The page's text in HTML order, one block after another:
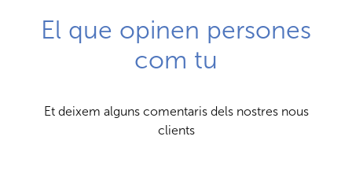
El que opinen persones
com tu
Et deixem alguns comentaris dels nostres nous
clients